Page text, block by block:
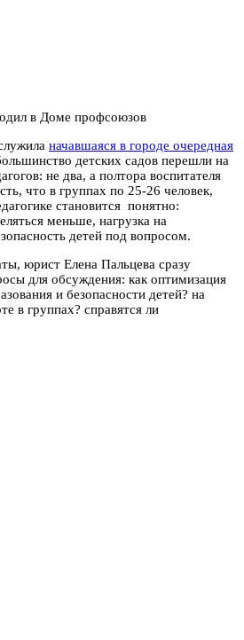
в Доме профсоюзов
начавшаяся в городе очередная
детских садов перешли на
не два, а полтора воспитателя
что в группах по 25-26 человек,
становится понятно:
меньше, нагрузка на
детей под вопросом.
юрист Елена Пальцева сразу
для обсуждения: как оптимизация
и безопасности детей? на
в группах? справятся ли